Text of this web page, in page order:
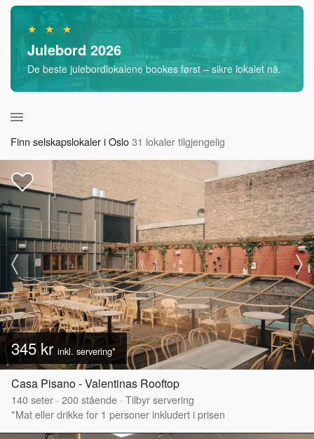
★ ★ ★
Julebord 2026
De beste julebordlokalene bookes først – sikre lokalet nå.
Finn selskapslokaler i Oslo31 lokaler tilgjengelig
345 kr inkl. servering*
Casa Pisano - Valentinas Rooftop
140seter · 200stående · Tilbyr servering
*Mat eller drikke for 1 personer inkludert i prisen